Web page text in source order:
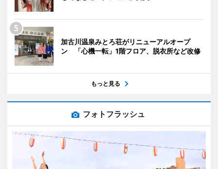
加古川温泉みとろ荘がリニューアルオープ
ン 「心機一転」1階フロア、脱衣所など改修
もっと見る
フォトフラッシュ